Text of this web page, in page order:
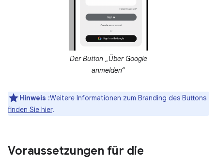
Der Button „Über Google
anmelden“
Hinweis :Weitere Informationen zum Branding des Buttons
finden Sie hier.
Voraussetzungen für die